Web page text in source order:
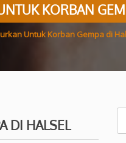
KORBAN
Untuk Korban Gempa di
DI HALSEL